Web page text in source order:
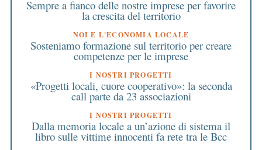
Sempre a fianco delle nostre imprese per favorire
la crescita del territorio
NOI E L'ECONOMIA LOCALE
Sosteniamo formazione sul territorio per creare
competenze per le imprese
I NOSTRI PROGETTI
«Progetti locali, cuore cooperativo»: la seconda
call parte da 23 associazioni
I NOSTRI PROGETTI
Dalla memoria locale a un’azione di sistema il
libro sulle vittime innocenti fa rete tra le Bcc